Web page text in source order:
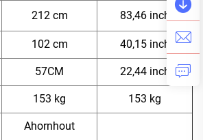
212 cm 83,46 inch
102 cm 40,15 inch
57CM 22,44 inch
153 kg 153 kg
Ahornhout